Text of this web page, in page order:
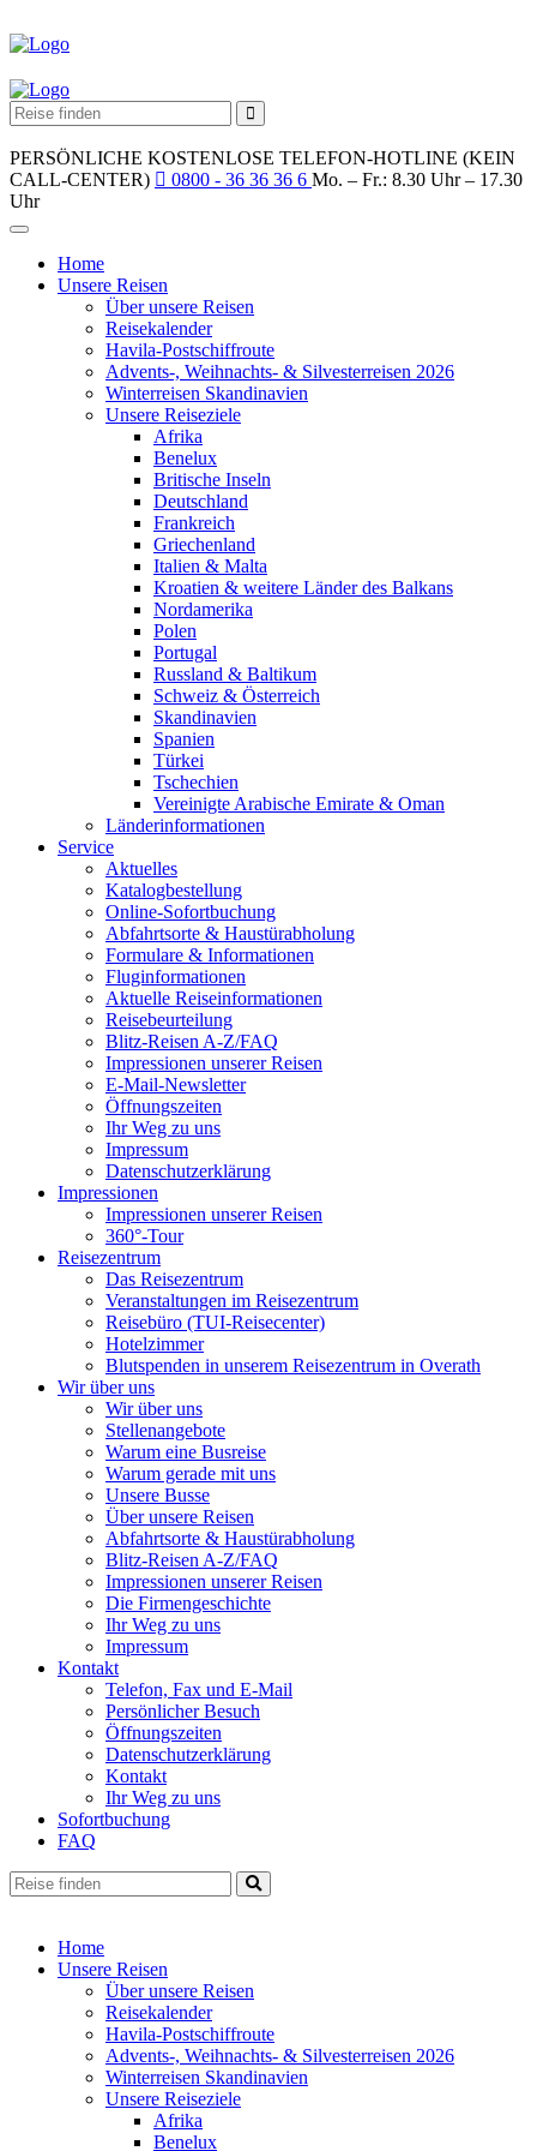
PERSÖNLICHE KOSTENLOSE TELEFON-HOTLINE (KEIN
CALL-CENTER)
0800 - 36 36 36 6 Mo. – Fr.: 8.30 Uhr – 17.30
Uhr
Home
Unsere Reisen
Über unsere Reisen
Reisekalender
Havila-Postschiffroute
Advents-, Weihnachts- & Silvesterreisen 2026
Winterreisen Skandinavien
Unsere Reiseziele
Afrika
Benelux
Britische Inseln
Deutschland
Frankreich
Griechenland
Italien & Malta
Kroatien & weitere Länder des Balkans
Nordamerika
Polen
Portugal
Russland & Baltikum
Schweiz & Österreich
Skandinavien
Spanien
Türkei
Tschechien
Vereinigte Arabische Emirate & Oman
Länderinformationen
Service
Aktuelles
Katalogbestellung
Online-Sofortbuchung
Abfahrtsorte & Haustürabholung
Formulare & Informationen
Fluginformationen
Aktuelle Reiseinformationen
Reisebeurteilung
Blitz-Reisen A-Z/FAQ
Impressionen unserer Reisen
E-Mail-Newsletter
Öffnungszeiten
Ihr Weg zu uns
Impressum
Datenschutzerklärung
Impressionen
Impressionen unserer Reisen
360°-Tour
Reisezentrum
Das Reisezentrum
Veranstaltungen im Reisezentrum
Reisebüro (TUI-Reisecenter)
Hotelzimmer
Blutspenden in unserem Reisezentrum in Overath
Wir über uns
Wir über uns
Stellenangebote
Warum eine Busreise
Warum gerade mit uns
Unsere Busse
Über unsere Reisen
Abfahrtsorte & Haustürabholung
Blitz-Reisen A-Z/FAQ
Impressionen unserer Reisen
Die Firmengeschichte
Ihr Weg zu uns
Impressum
Kontakt
Telefon, Fax und E-Mail
Persönlicher Besuch
Öffnungszeiten
Datenschutzerklärung
Kontakt
Ihr Weg zu uns
Sofortbuchung
FAQ
Home
Unsere Reisen
Über unsere Reisen
Reisekalender
Havila-Postschiffroute
Advents-, Weihnachts- & Silvesterreisen 2026
Winterreisen Skandinavien
Unsere Reiseziele
Afrika
Benelux